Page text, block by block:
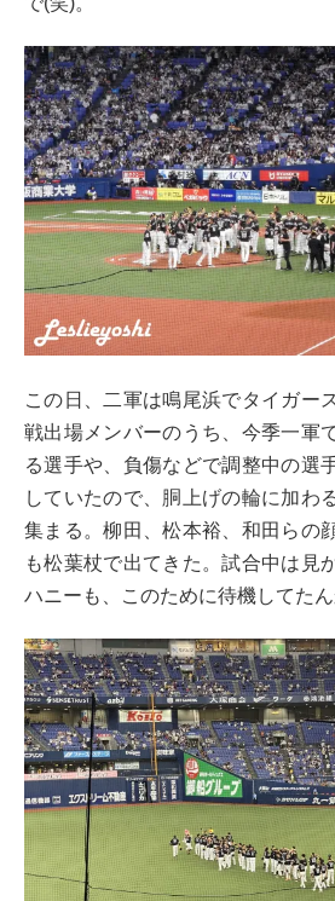
この日、二軍は鳴尾浜でタイガー
戦出場メンバーのうち、今季一軍
る選手や、負傷などで調整中の選
していたので、胴上げの輪に加わ
集まる。柳田、松本裕、和田らの
も松葉杖で出てきた。試合中は見
ハニーも、このために待機してたん